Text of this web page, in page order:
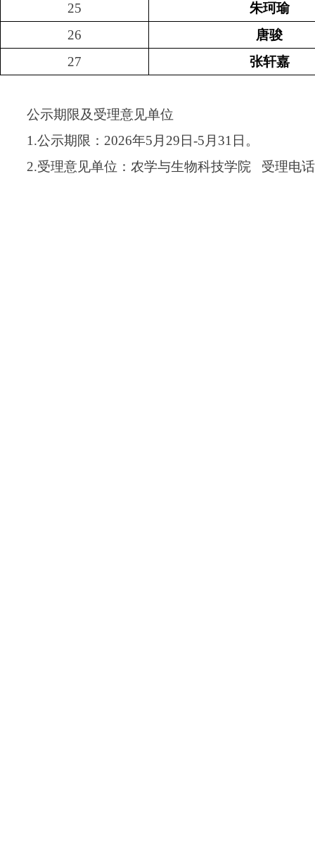
25
朱珂瑜
26
唐骏
27
张轩嘉
公示期限及受理意见单位
1.公示期限：2026年5月29日-5月31日。
2.受理意见单位：农学与生物科技学院 受理电